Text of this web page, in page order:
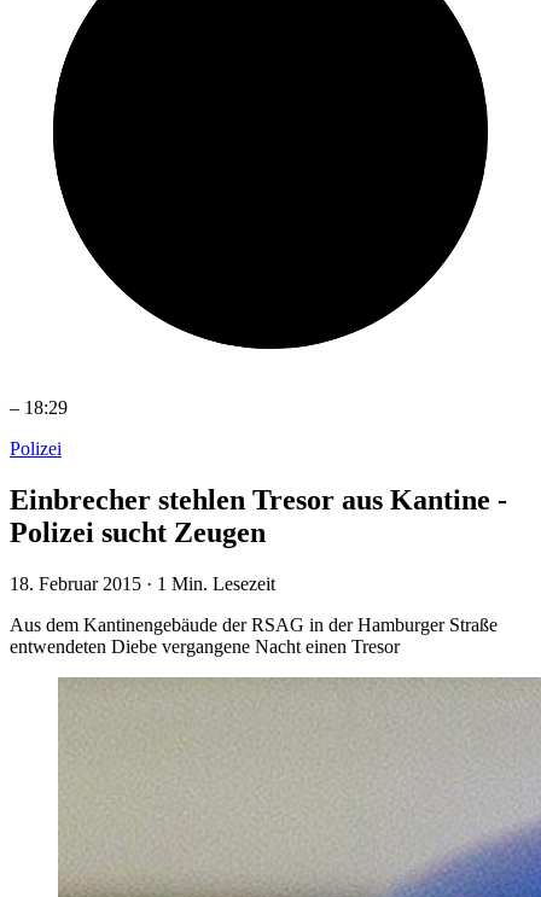
– 18:29
Polizei
Einbrecher stehlen Tresor aus Kantine -
Polizei sucht Zeugen
18. Februar 2015 · 1 Min. Lesezeit
Aus dem Kantinengebäude der RSAG in der Hamburger Straße
entwendeten Diebe vergangene Nacht einen Tresor